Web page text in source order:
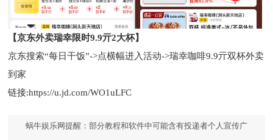
【京东外卖瑞幸限时9.9亓2大杯】
京东搜索“每日干饭”->点横幅进入活动->瑞幸咖啡9.9亓双杯外卖
到家
链接:https://u.jd.com/WO1uLFC
蜗牛娱乐网提醒：部分教程和软件中可能含有投递者个人宣传广